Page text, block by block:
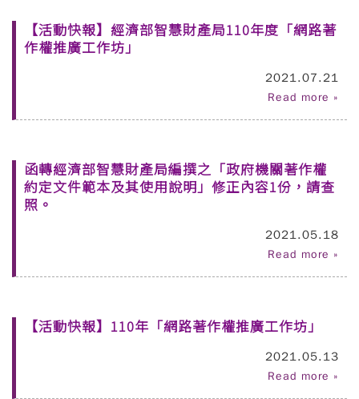
【活動快報】經濟部智慧財產局110年度「網路著
作權推廣工作坊」
2021.07.21
Read more »
函轉經濟部智慧財產局編撰之「政府機關著作權
約定文件範本及其使用說明」修正內容1份，請查
照。
2021.05.18
Read more »
【活動快報】110年「網路著作權推廣工作坊」
2021.05.13
Read more »